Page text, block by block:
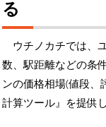
る
ウチノカチでは、
数、駅距離などの条
ンの価格相場(値段、
計算ツール』を提供